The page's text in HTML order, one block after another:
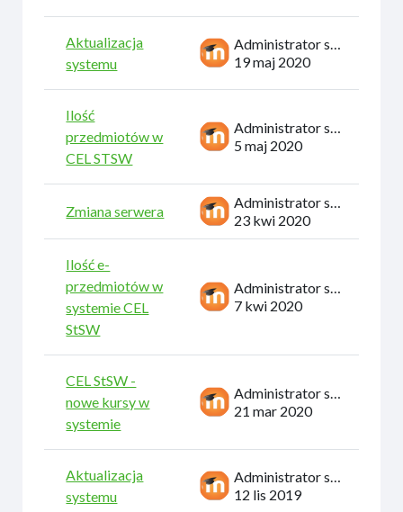
Aktualizacja
systemu
19 maj 2020
Ilość
przedmiotów w
CEL STSW
5 maj 2020
Zmiana serwera
23 kwi 2020
Ilość e-
przedmiotów w
systemie CEL
StSW
7 kwi 2020
CEL StSW -
nowe kursy w
systemie
21 mar 2020
Aktualizacja
systemu
12 lis 2019